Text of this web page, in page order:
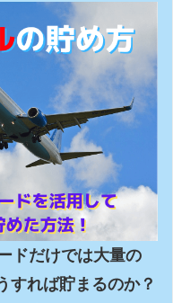
ドだけでは大量の
すれば貯まるのか？